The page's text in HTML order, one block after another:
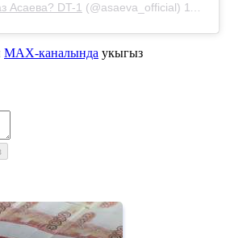
Асаева? DT-1 (@asaeva_official) 11 Окт 2020 в 2:38 PDT
MAX-каналында укыгыз